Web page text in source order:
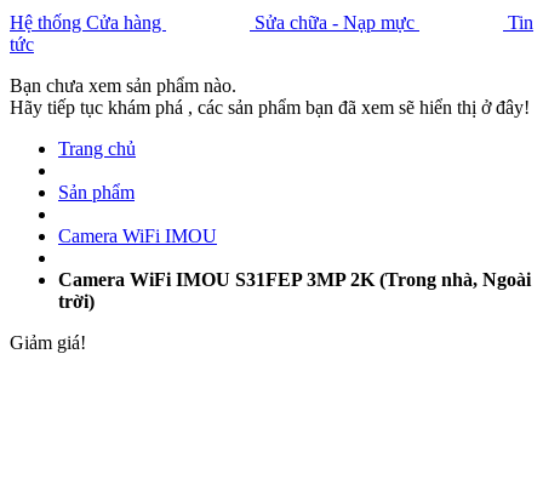
Hệ thống Cửa hàng
Sửa chữa - Nạp mực
Tin
tức
Bạn chưa xem sản phẩm nào.
Hãy tiếp tục khám phá , các sản phẩm bạn đã xem sẽ hiển thị ở đây!
Trang chủ
Sản phẩm
Camera WiFi IMOU
Camera WiFi IMOU S31FEP 3MP 2K (Trong nhà, Ngoài
trời)
Giảm giá!